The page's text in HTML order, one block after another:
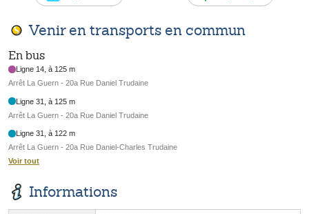
Venir en transports en commun
En bus
Ligne 14, à 125 m
Arrêt La Guern - 20a Rue Daniel Trudaine
Ligne 31, à 125 m
Arrêt La Guern - 20a Rue Daniel Trudaine
Ligne 31, à 122 m
Arrêt La Guern - 20a Rue Daniel-Charles Trudaine
Voir tout
Informations